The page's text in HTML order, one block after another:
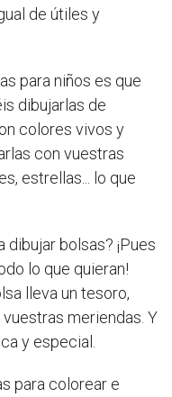
de útiles y
para niños es que
dibujarlas de
colores vivos y
con vuestras
estrellas... lo que
bolsas? ¡Pues
lo que quieran!
lleva un tesoro,
meriendas. Y
y especial.
para colorear e